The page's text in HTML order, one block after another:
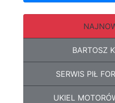
BARTOSZ
SERWIS PIŁ
UKIEL